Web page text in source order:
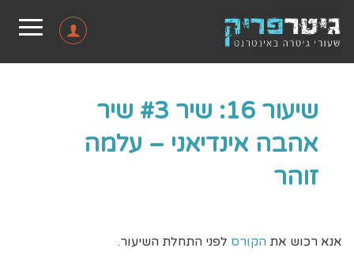
שיעור 16: שיר #3 שיר
אהבה אינדיאני – עלמה
זוהר
אנא רכוש את הקורס לפני התחלת השיעור.